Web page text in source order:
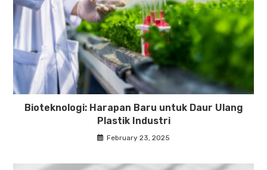
Bioteknologi: Harapan Baru untuk Daur Ulang
Plastik Industri
February 23, 2025